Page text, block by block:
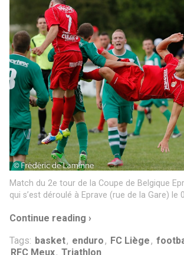
Match du 2e tour de la Coupe de Belgique
qui s’est déroulé à Eprave (rue de la Gare) le
Continue reading ›
Tags: basket, enduro, FC Liège,
RFC Meux, Triathlon